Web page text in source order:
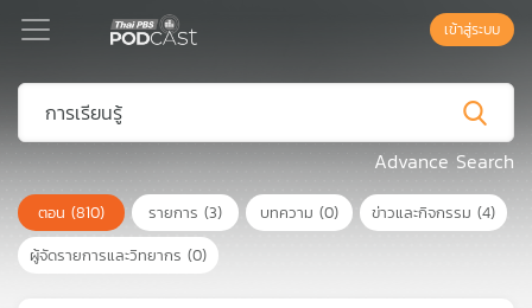
Podcast
เพล
ย์
ลิ
เข้าสู่ระบบ
Advance Search
ตอน (810) รายการ (3) บทความ (0) ข่าวและกิจกรรม (4)
ผู้จัดรายการและวิทยากร (0)